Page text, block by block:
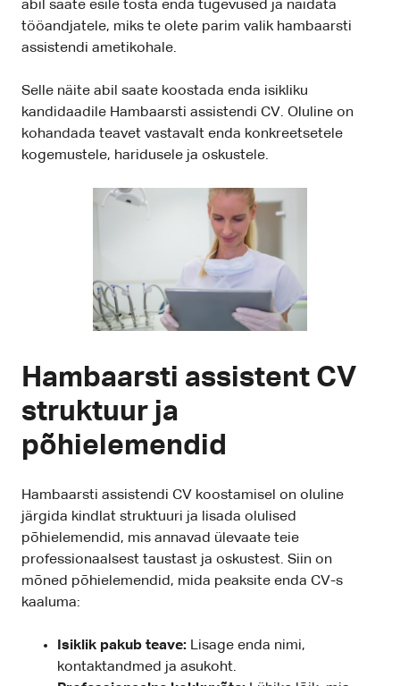
abil saate esile tõsta enda tugevused ja näidata
tööandjatele, miks te olete parim valik hambaarsti
assistendi ametikohale.
Selle näite abil saate koostada enda isikliku
kandidaadile Hambaarsti assistendi CV. Oluline on
kohandada teavet vastavalt enda konkreetsetele
kogemustele, haridusele ja oskustele.
Hambaarsti assistent CV
struktuur ja
põhielemendid
Hambaarsti assistendi CV koostamisel on oluline
järgida kindlat struktuuri ja lisada olulised
põhielemendid, mis annavad ülevaate teie
professionaalsest taustast ja oskustest. Siin on
mõned põhielemendid, mida peaksite enda CV-s
kaaluma:
Isiklik pakub teave: Lisage enda nimi,
kontaktandmed ja asukoht.